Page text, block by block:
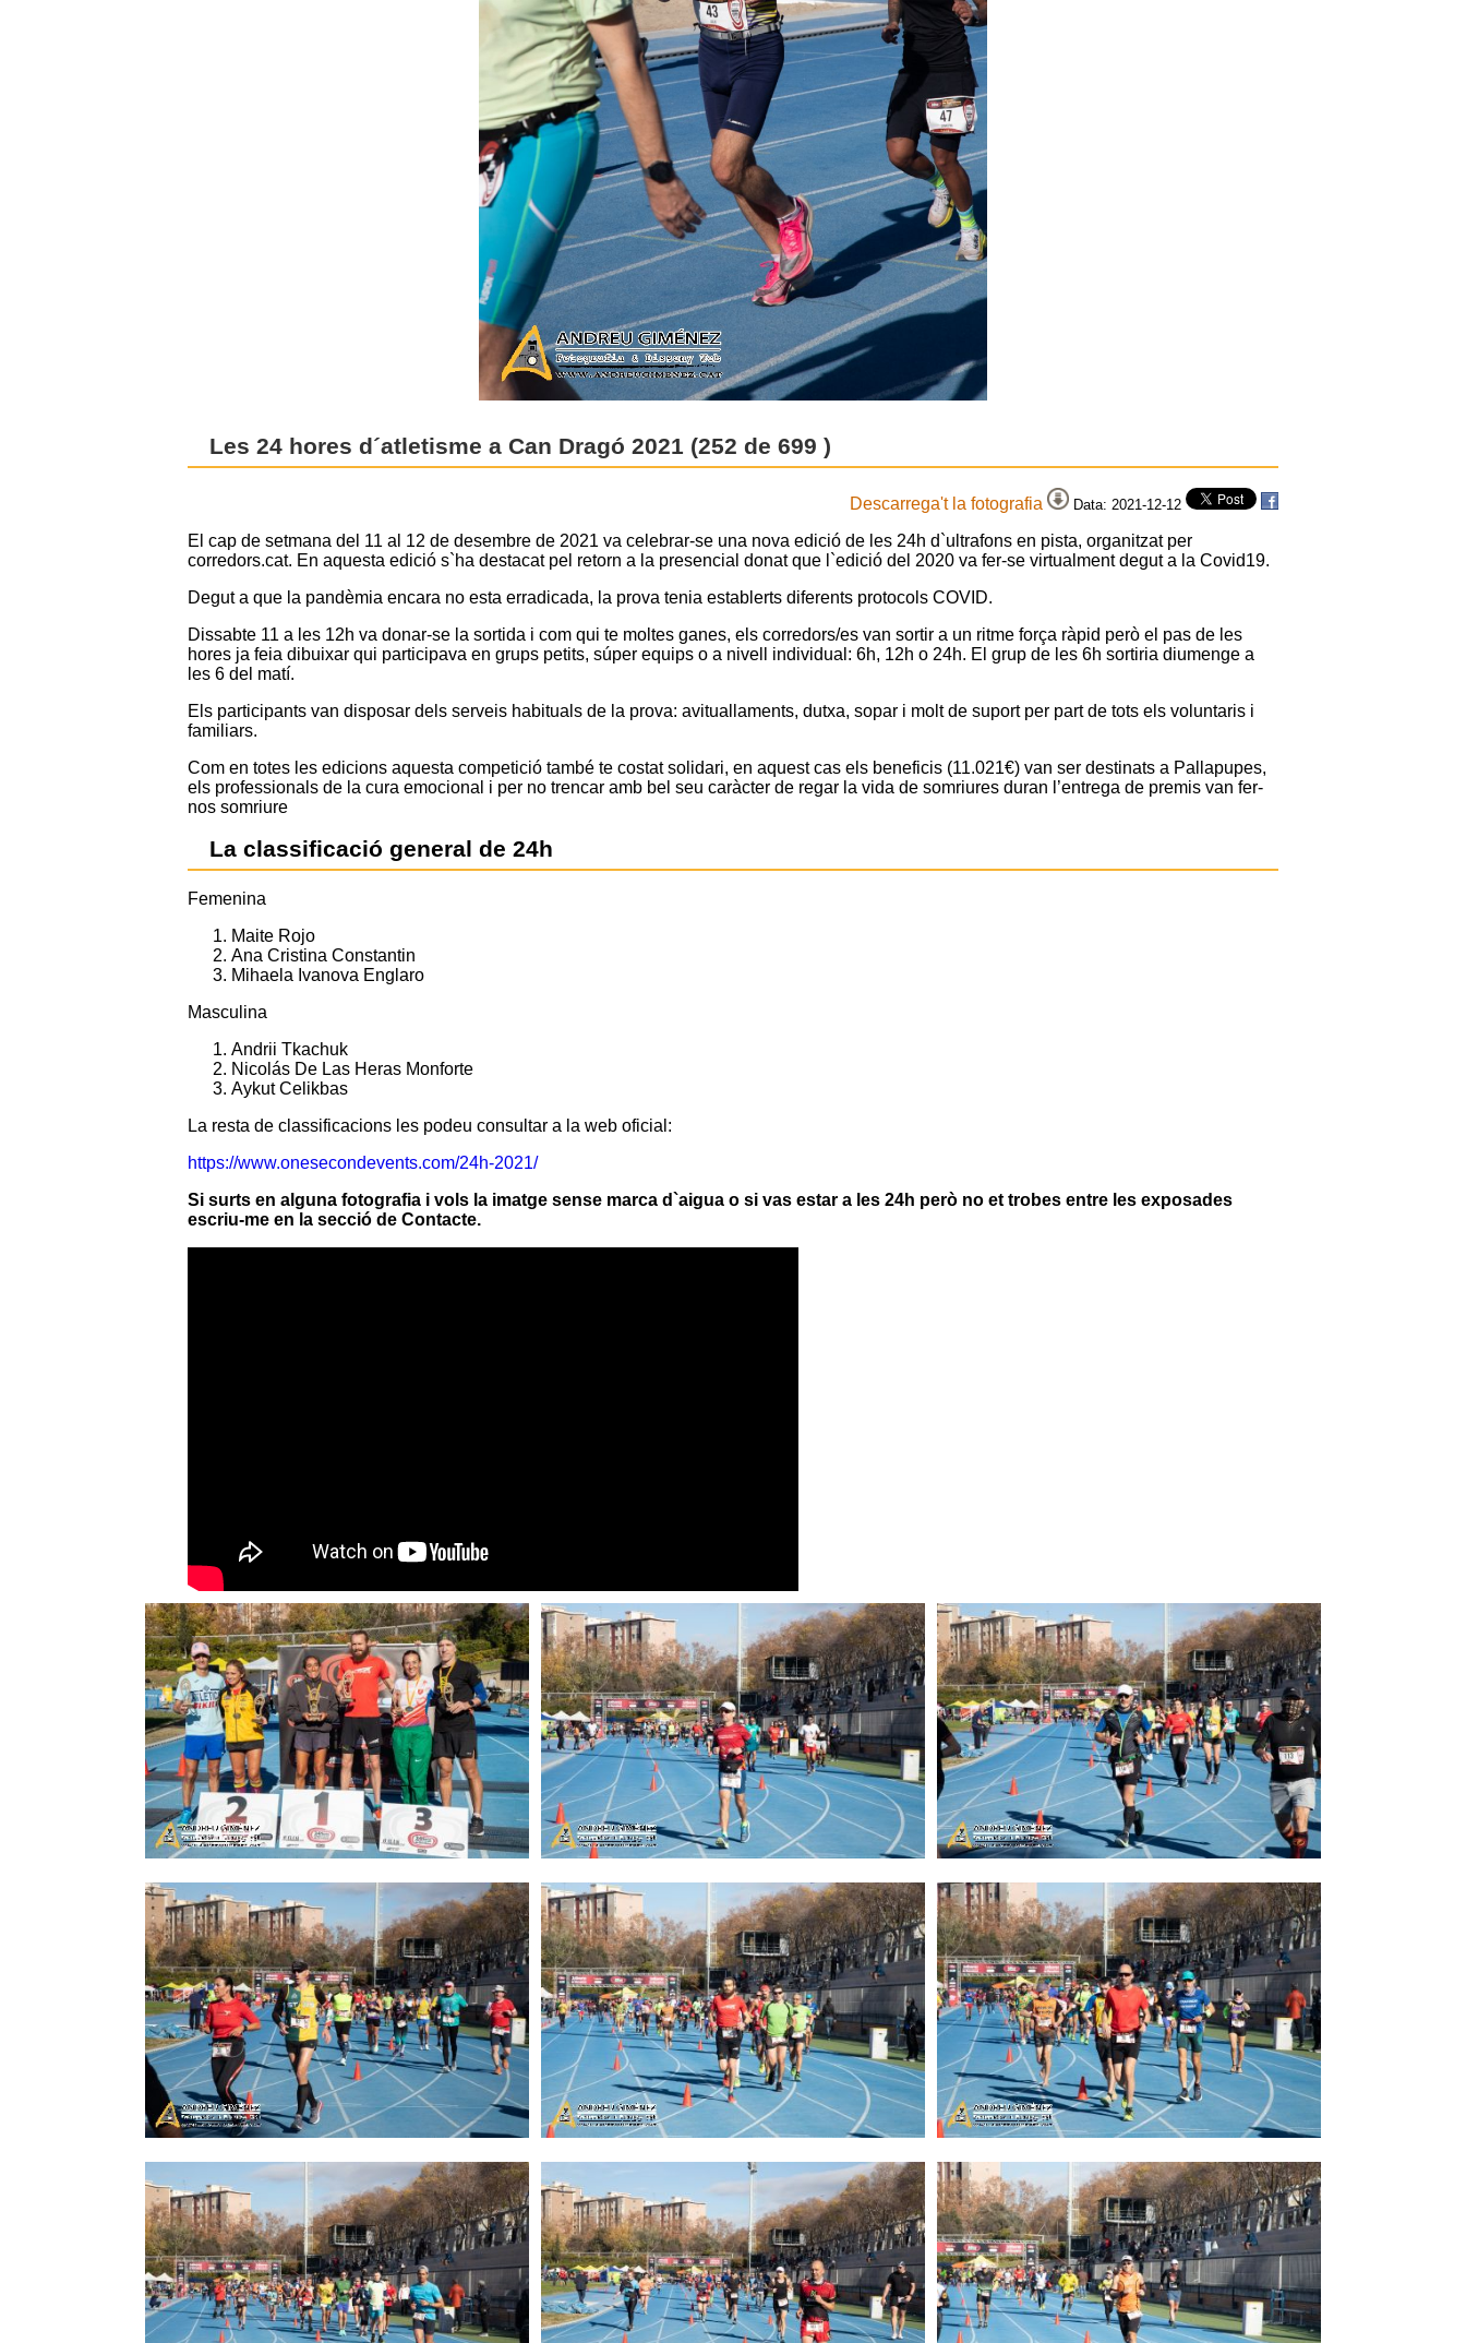
Les 24 hores d´atletisme a Can Dragó 2021 (252 de 699 )
Descarrega't la fotografia Data: 2021-12-12
El cap de setmana del 11 al 12 de desembre de 2021 va celebrar-se una nova edició de les 24h d`ultrafons en pista, organitzat per
corredors.cat. En aquesta edició s`ha destacat pel retorn a la presencial donat que l`edició del 2020 va fer-se virtualment degut a la Covid19.
Degut a que la pandèmia encara no esta erradicada, la prova tenia establerts diferents protocols COVID.
Dissabte 11 a les 12h va donar-se la sortida i com qui te moltes ganes, els corredors/es van sortir a un ritme força ràpid però el pas de les
hores ja feia dibuixar qui participava en grups petits, súper equips o a nivell individual: 6h, 12h o 24h. El grup de les 6h sortiria diumenge a
les 6 del matí.
Els participants van disposar dels serveis habituals de la prova: avituallaments, dutxa, sopar i molt de suport per part de tots els voluntaris i
familiars.
Com en totes les edicions aquesta competició també te costat solidari, en aquest cas els beneficis (11.021€) van ser destinats a Pallapupes,
els professionals de la cura emocional i per no trencar amb bel seu caràcter de regar la vida de somriures duran l’entrega de premis van fer-
nos somriure
La classificació general de 24h
Femenina
Maite Rojo
Ana Cristina Constantin
Mihaela Ivanova Englaro
Masculina
Andrii Tkachuk
Nicolás De Las Heras Monforte
Aykut Celikbas
La resta de classificacions les podeu consultar a la web oficial:
https://www.onesecondevents.com/24h-2021/
Si surts en alguna fotografia i vols la imatge sense marca d`aigua o si vas estar a les 24h però no et trobes entre les exposades
escriu-me en la secció de Contacte.